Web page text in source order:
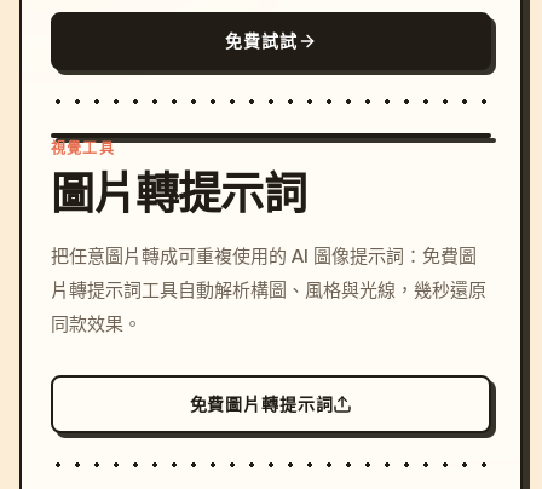
免費試試
c, cyberpunk sunset, neon
colors, 8k --v 6.0
視覺工具
圖片轉提示詞
把任意圖片轉成可重複使用的 AI 圖像提示詞：免費圖
片轉提示詞工具自動解析構圖、風格與光線，幾秒還原
同款效果。
免費圖片轉提示詞